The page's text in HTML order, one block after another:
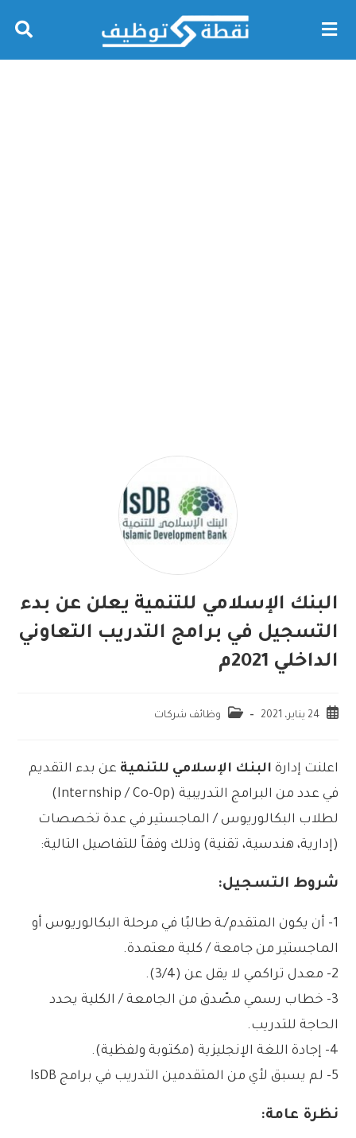
البنك الإسلامي للتنمية يعلن عن بدء
التسجيل في برامج التدريب التعاوني
الداخلي 2021م
24 يناير، 2021 وظائف شركات
اعلنت إدارة البنك الإسلامي للتنمية عن بدء التقديم
في عدد من البرامج التدريبية (Internship / Co-Op)
لطلاب البكالوريوس / الماجستير في عدة تخصصات
(إدارية، هندسية، تقنية) وذلك وفقاً للتفاصيل التالية:
شروط التسجيل:
1- أن يكون المتقدم/ـة طالبًا في مرحلة البكالوريوس أو
الماجستير من جامعة / كلية معتمدة.
2- معدل تراكمي لا يقل عن (3/4).
3- خطاب رسمي مصّدق من الجامعة / الكلية يحدد
الحاجة للتدريب.
4- إجادة اللغة الإنجليزية (مكتوبة ولفظية).
5- لم يسبق لأي من المتقدمين التدريب في برامج IsDB
نظرة عامة: